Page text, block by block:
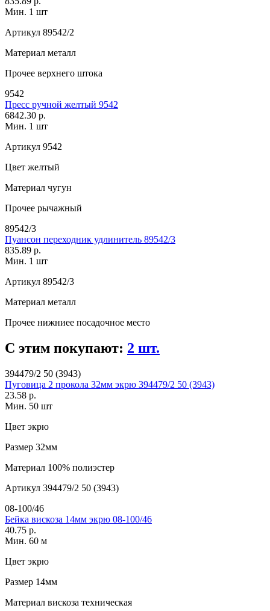
Мин. 1 шт
Артикул 89542/2
Материал металл
Прочее верхнего штока
9542
Пресс ручной желтый 9542
6842.30 р.
Мин. 1 шт
Артикул 9542
Цвет желтый
Материал чугун
Прочее рычажный
89542/3
Пуансон переходник удлинитель 89542/3
835.89 р.
Мин. 1 шт
Артикул 89542/3
Материал металл
Прочее нижниее посадочное место
С этим покупают: 2 шт.
394479/2 50 (3943)
Пуговица 2 прокола 32мм экрю 394479/2 50 (3943)
23.58 р.
Мин. 50 шт
Цвет экрю
Размер 32мм
Материал 100% полиэстер
Артикул 394479/2 50 (3943)
08-100/46
Бейка вискоза 14мм экрю 08-100/46
40.75 р.
Мин. 60 м
Цвет экрю
Размер 14мм
Материал вискоза техническая